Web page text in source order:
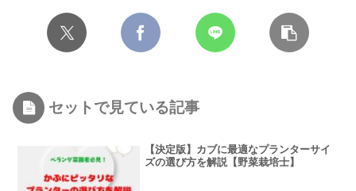
セットで見ている記事
【決定版】カブに最適なプランターサイ
ズの選び方を解説【野菜栽培士】